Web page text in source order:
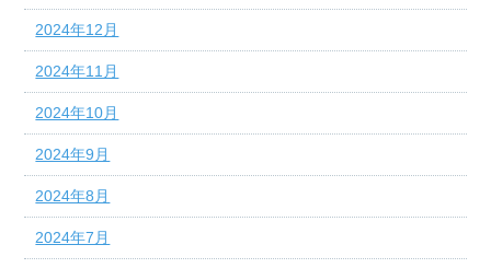
2024年12月
2024年11月
2024年10月
2024年9月
2024年8月
2024年7月